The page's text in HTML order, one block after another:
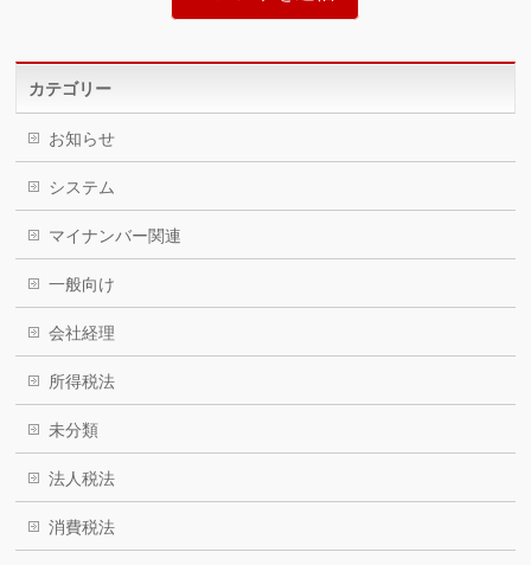
カテゴリー
お知らせ
システム
マイナンバー関連
一般向け
会社経理
所得税法
未分類
法人税法
消費税法